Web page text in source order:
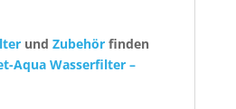
und Zubehörfinden
Aqua Wasserfilter –